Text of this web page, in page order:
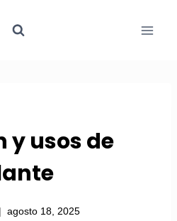
y usos de
agosto 18, 2025